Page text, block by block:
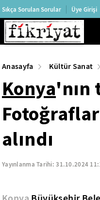
Sıkça Sorulan Sorular Üye Girişi
Anasayfa Kültür Sanat
Konya'nın
alındı
Yayınlanma Tarihi:31.10.2024